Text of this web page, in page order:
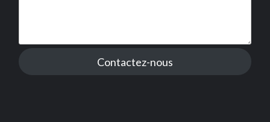
Contactez-nous